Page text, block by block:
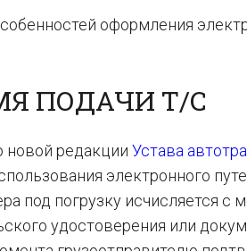
оформления
ПОДАЧИ Т/С
новой редакции Устава
электронного
под погрузку исчисляется
удостоверения или